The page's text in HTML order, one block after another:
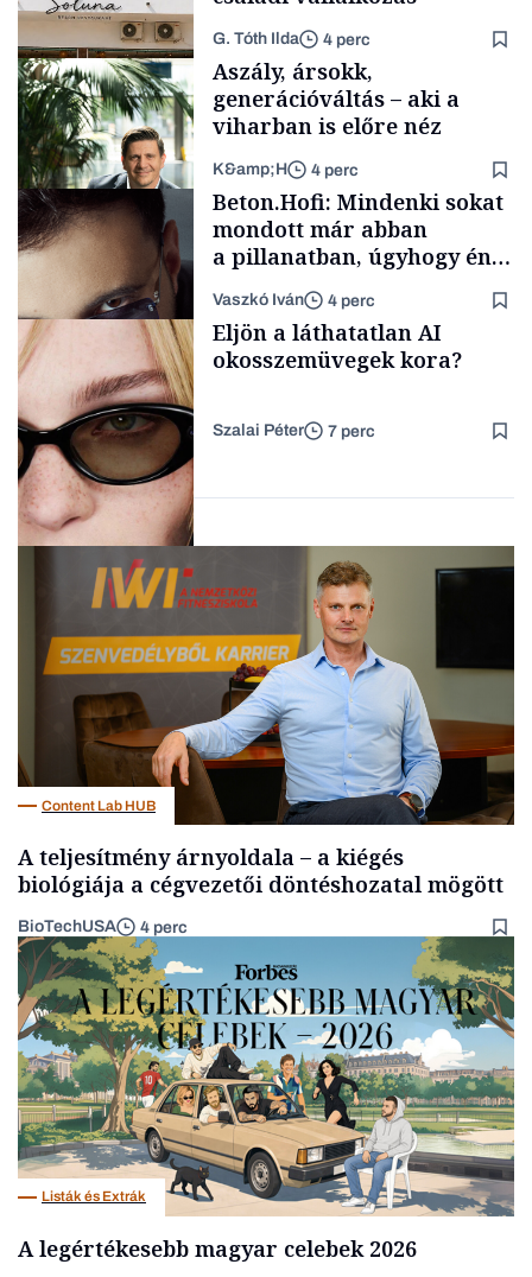
Gasztró
G. Tóth Ilda 4 perc
TÁMOGATÓI
TARTALOM
Aszály, ársokk,
generációváltás – aki a
viharban is előre néz
K&amp;H 4 perc
Forbes-sztori
Beton.Hofi: Mindenki sokat
mondott már abban
a pillanatban, úgyhogy én
a legsarkosabb
gondolataimat akartam
kimondani
Vaszkó Iván 4 perc
Eljön a láthatatlan AI
okosszemüvegek kora?
Szalai Péter 7 perc
Content Lab HUB
A teljesítmény árnyoldala – a kiégés
biológiája a cégvezetői döntéshozatal mögött
BioTechUSA 4 perc
Listák és Extrák
A legértékesebb magyar celebek 2026